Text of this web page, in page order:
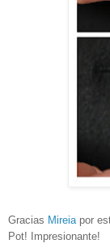
Gracias Mireiapor
Pot! Impresionante!